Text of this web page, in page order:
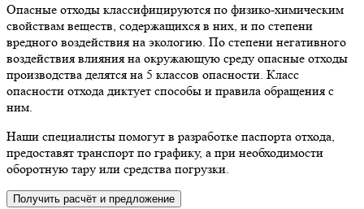
Опасные отходы классифицируются по физико-химическим
свойствам веществ, содержащихся в них, и по степени
вредного воздействия на экологию. По степени негативного
воздействия влияния на окружающую среду опасные отходы
производства делятся на 5 классов опасности. Класс
опасности отхода диктует способы и правила обращения с
ним.
Наши специалисты помогут в разработке паспорта отхода,
предоставят транспорт по графику, а при необходимости
оборотную тару или средства погрузки.
Получить расчёт и предложение